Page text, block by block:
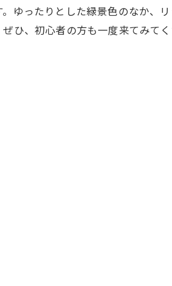
ゆったりとした緑景色のなか、
ひ、初心者の方も一度来てみてく